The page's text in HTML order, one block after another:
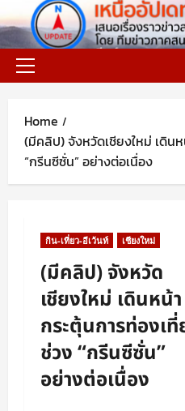
to
content
Primary
Home
(มีคลิป) จังหวัดเชียงใหม่ เดิน
“กรีนซีซั่น” อย่างต่อเนื่อง
กิน-เที่ยว-อีเว้นท์ เชียงใหม่
(มีคลิป) จังหวัด
เชียงใหม่ เดินหน้า
กระตุ้นการท่องเที่
ช่วง “กรีนซีซั่น”
อย่างต่อเนื่อง